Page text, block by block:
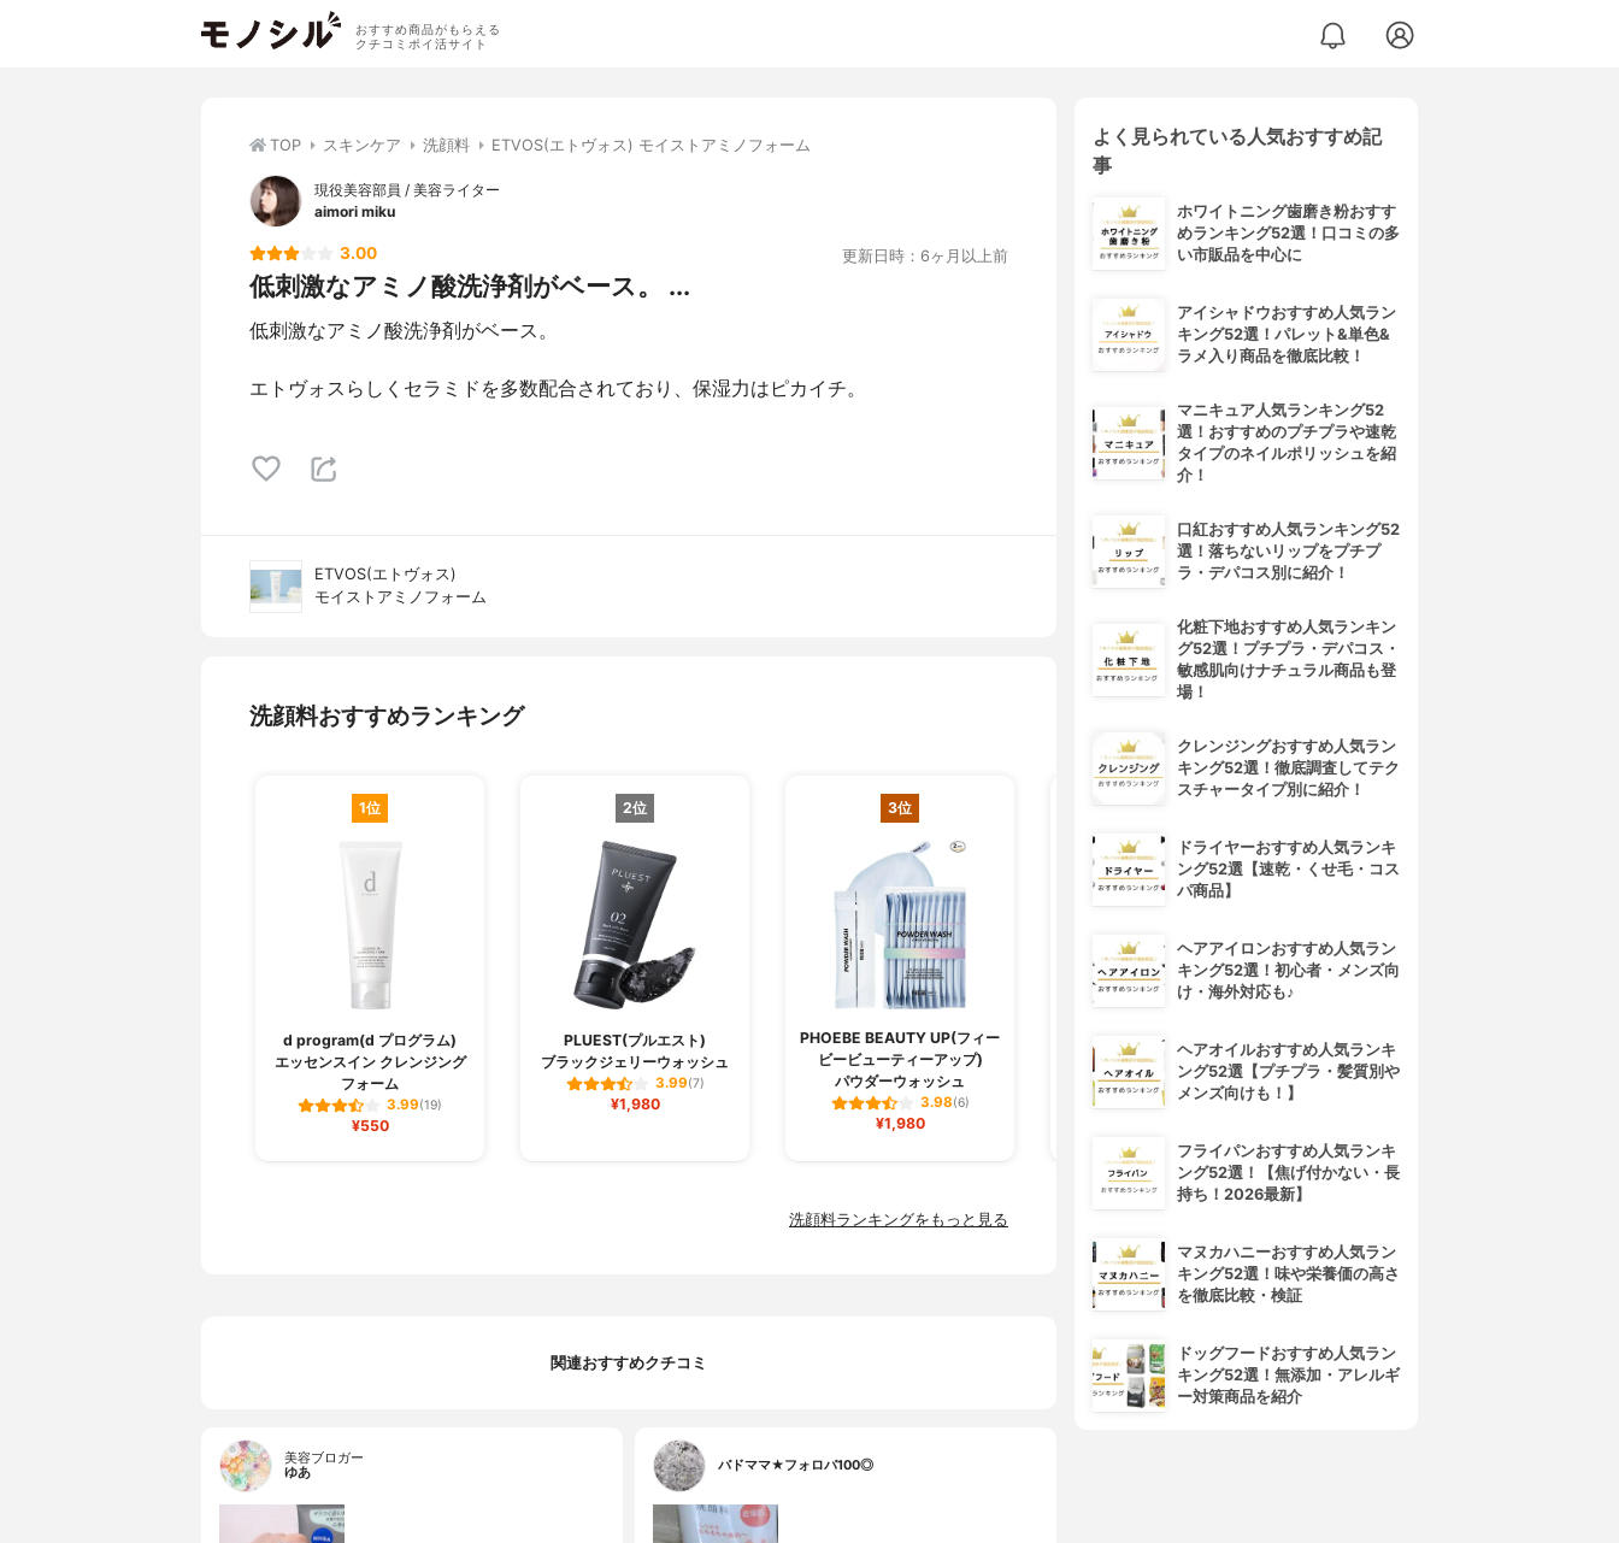
おすすめ商品がもらえる
クチコミポイ活サイト
TOP スキンケア 洗顔料 ETVOS(エトヴォス) モイストアミノフォーム
現役美容部員 / 美容ライター
aimori miku
3.00 更新日時：6ヶ月以上前
低刺激なアミノ酸洗浄剤がベース。 ...
低刺激なアミノ酸洗浄剤がベース。
エトヴォスらしくセラミドを多数配合されており、保湿力はピカイチ。
ETVOS(エトヴォス)
モイストアミノフォーム
洗顔料おすすめランキング
1位
d program(d プログラム)
エッセンスイン クレンジング
フォーム
3.99(19)
¥550
2位
PLUEST(プルエスト)
ブラックジェリーウォッシュ
3.99(7)
¥1,980
3位
PHOEBE BEAUTY UP(フィー
ビービューティーアップ)
パウダーウォッシュ
3.98(6)
¥1,980
PLUEST(プルエスト)
マンナンジェリー ハイドロウ
ォッシュ
3.96 (11)
ORBIS(オルビス)
オルビスユー ウォッシュ
洗顔料ランキングをもっと見る
関連おすすめクチコミ
美容ブロガー
ゆあ
バドママ★フォロバ100◎
よく見られている人気おすすめ記
事
ホワイトニング歯磨き粉おすす
めランキング52選！口コミの多
い市販品を中心に
アイシャドウおすすめ人気ラン
キング52選！パレット&単色&
ラメ入り商品を徹底比較！
マニキュア人気ランキング52
選！おすすめのプチプラや速乾
タイプのネイルポリッシュを紹
介！
口紅おすすめ人気ランキング52
選！落ちないリップをプチプ
ラ・デパコス別に紹介！
化粧下地おすすめ人気ランキン
グ52選！プチプラ・デパコス・
敏感肌向けナチュラル商品も登
場！
クレンジングおすすめ人気ラン
キング52選！徹底調査してテク
スチャータイプ別に紹介！
ドライヤーおすすめ人気ランキ
ング52選【速乾・くせ毛・コス
パ商品】
ヘアアイロンおすすめ人気ラン
キング52選！初心者・メンズ向
け・海外対応も♪
ヘアオイルおすすめ人気ランキ
ング52選【プチプラ・髪質別や
メンズ向けも！】
フライパンおすすめ人気ランキ
ング52選！【焦げ付かない・長
持ち！2026最新】
マヌカハニーおすすめ人気ラン
キング52選！味や栄養価の高さ
を徹底比較・検証
ドッグフードおすすめ人気ラン
キング52選！無添加・アレルギ
ー対策商品を紹介